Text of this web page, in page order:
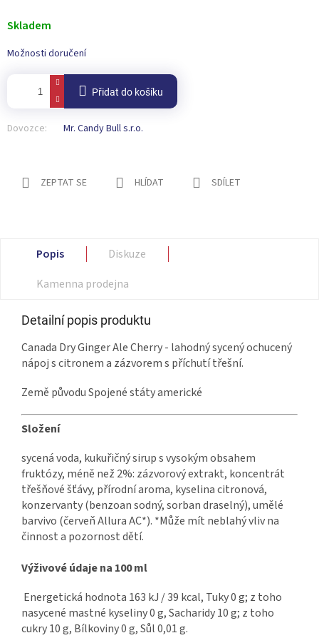
cena:
Skladem
Možnosti doručení
Přidat do košíku
Dovozce: Mr. Candy Bull s.r.o.
ZEPTAT SE HLÍDAT SDÍLET
Popis
Diskuze
Kamenna prodejna
Detailní popis produktu
Canada Dry Ginger Ale Cherry - lahodný sycený ochucený
nápoj s citronem a zázvorem s příchutí třešní.
Země původu Spojené státy americké
Složení
sycená voda, kukuřičný sirup s vysokým obsahem
fruktózy, méně než 2%: zázvorový extrakt, koncentrát
třešňové šťávy, přírodní aroma, kyselina citronová,
konzervanty (benzoan sodný, sorban draselný), umělé
barvivo (červeň Allura AC*). *Může mít neblahý vliv na
činnost a pozornost dětí.
Výživové údaje na 100 ml
Energetická hodnota 163 kJ / 39 kcal, Tuky 0 g; z toho
nasycené mastné kyseliny 0 g, Sacharidy 10 g; z toho
cukry 10 g, Bílkoviny 0 g, Sůl 0,01 g.